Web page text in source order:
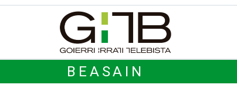
BEASAIN